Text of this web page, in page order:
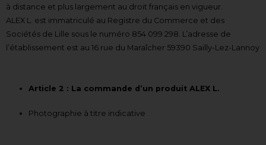
à distance et plus largement au droit français en vigueur.
ALEX L. est immatriculé au Registre du Commerce et des
Sociétés de Lille sous le numéro 854 099 298. L’adresse de
l’établissement est au 16 rue du Maraîcher 59390 Sailly-Lez-Lannoy
Article 2 : La commande d’un produit ALEX L.
Photographie à titre indicative